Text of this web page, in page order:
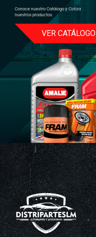
Conoce nuestro Catálogo y Cotiza
nuestros productos.
VER CATÁLOGO